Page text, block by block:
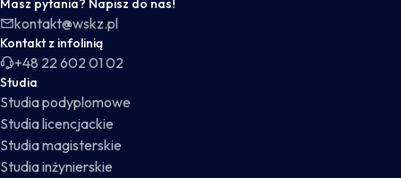
Masz pytania? Napisz do nas!
kontakt@wskz.pl
Kontakt z infolinią
+48 22 602 01 02
Studia
Studia podyplomowe
Studia licencjackie
Studia magisterskie
Studia inżynierskie